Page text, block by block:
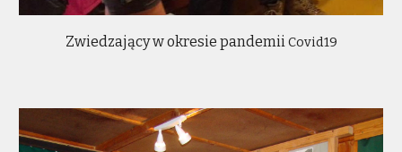
Zwiedzający w okresie pandemiiCovid19